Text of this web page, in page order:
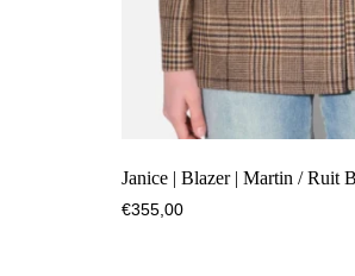
Janice | Blazer | Martin / Ruit
€355,00